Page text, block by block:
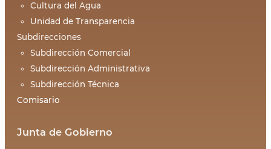
Cultura del Agua
Unidad de Transparencia
Subdirecciones
Subdirección Comercial
Subdirección Administrativa
Subdirección Técnica
Comisario
Junta de Gobierno